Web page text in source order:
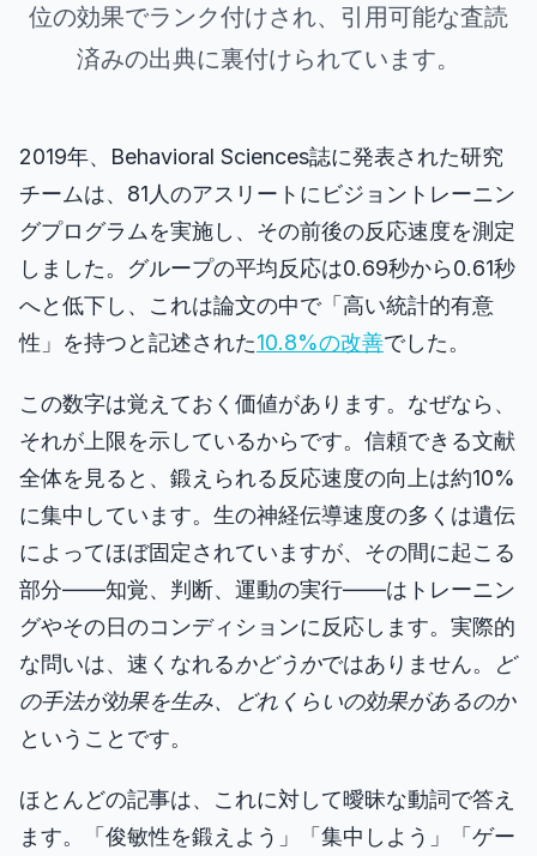
視覚記憶
数字記憶
N-Back
言語記憶
シンボル検索
色覚異常
顔記憶
色相テスト
オブジェクトトラッキング
Hand-Eye Coordination
位の効果でランク付けされ、引用可能な査読
済みの出典に裏付けられています。
2019年、 Behavioral Sciences誌に発表された研究
チームは、81人のアスリートにビジョントレーニン
グプログラムを実施し、その前後の反応速度を測定
しました。グループの平均反応は0.69秒から0.61秒
へと低下し、これは論文の中で「高い統計的有意
性」を持つと記述された10.8%の改善でした。
この数字は覚えておく価値があります。なぜなら、
それが上限を示しているからです。信頼できる文献
全体を見ると、鍛えられる反応速度の向上は約10%
に集中しています。生の神経伝導速度の多くは遺伝
によってほぼ固定されていますが、その間に起こる
部分――知覚、判断、運動の実行――はトレーニン
グやその日のコンディションに反応します。実際的
な問いは、速くなれるかどうかではありません。
ど
の手法が効果を生み、どれくらいの効果があるのか
ということです。
ほとんどの記事は、これに対して曖昧な動詞で答え
ます。「俊敏性を鍛えよう」「集中しよう」「ゲー